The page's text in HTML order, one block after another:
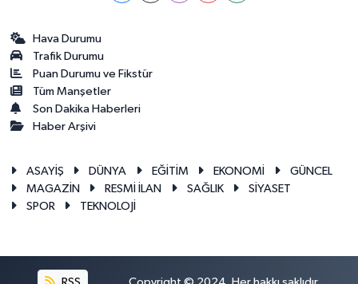
Hava Durumu
Trafik Durumu
Puan Durumu ve Fikstür
Tüm Manşetler
Son Dakika Haberleri
Haber Arşivi
ASAYİŞ DÜNYA EĞİTİM EKONOMİ
GÜNCEL
MAGAZİN
RESMİ İLAN SAĞLIK
SİYASET
SPOR
TEKNOLOJİ